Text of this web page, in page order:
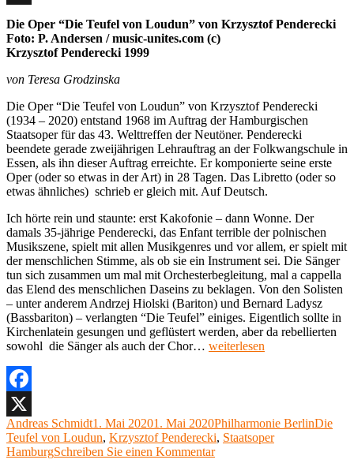
X
Die Oper “Die Teufel von Loudun” von Krzysztof Penderecki
Foto: P. Andersen / music-unites.com (c)
Krzysztof Penderecki 1999
von Teresa Grodzinska
Die Oper “Die Teufel von Loudun” von Krzysztof Penderecki
(1934 – 2020) entstand 1968 im Auftrag der Hamburgischen
Staatsoper für das 43. Welttreffen der Neutöner. Penderecki
beendete gerade zweijährigen Lehrauftrag an der Folkwangschule in
Essen, als ihn dieser Auftrag erreichte. Er komponierte seine erste
Oper (oder so etwas in der Art) in 28 Tagen. Das Libretto (oder so
etwas ähnliches) schrieb er gleich mit. Auf Deutsch.
Ich hörte rein und staunte: erst Kakofonie – dann Wonne. Der
damals 35-jährige Penderecki, das Enfant terrible der polnischen
Musikszene, spielt mit allen Musikgenres und vor allem, er spielt mit
der menschlichen Stimme, als ob sie ein Instrument sei. Die Sänger
tun sich zusammen um mal mit Orchesterbegleitung, mal a cappella
das Elend des menschlichen Daseins zu beklagen. Von den Solisten
– unter anderem Andrzej Hiolski (Bariton) und Bernard Ladysz
(Bassbariton) – verlangten “Die Teufel” einiges. Eigentlich sollte in
Kirchenlatein gesungen und geflüstert werden, aber da rebellierten
sowohl die Sänger als auch der Chor… „Meine
von
Loudun“
von
Krzysztof
weiterlesen
Facebook
X
Autor
Andreas SchmidtVeröffentlicht
am
1. Mai 20201. Mai 2020Kategorien
Philharmonie BerlinDie
Teufel von Loudun, Krzysztof Penderecki, Staatsoper
HamburgSchreiben Sie einen Kommentarzu